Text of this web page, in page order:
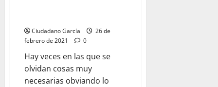
Ciudadano García
26 de
febrero de 2021
0
Hay veces en las que se
olvidan cosas muy
necesarias obviando lo